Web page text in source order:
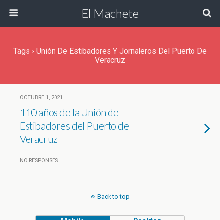
El Machete
Tags › Unión De Estibadores Y Jornaleros Del Puerto De
Veracruz
OCTUBRE 1, 2021
110 años de la Unión de
Estibadores del Puerto de
Veracruz
NO RESPONSES
Back to top